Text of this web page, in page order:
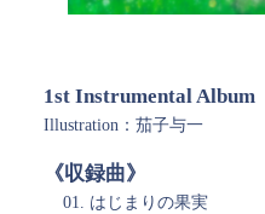
1st Instrumental Album
Illustration：茄子与一
《収録曲》
はじまりの果実